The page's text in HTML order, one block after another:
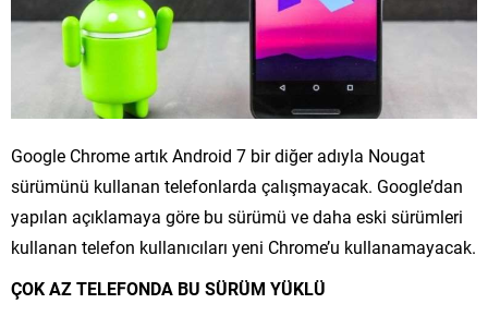
Google Chrome artık Android 7 bir diğer adıyla Nougat
sürümünü kullanan telefonlarda çalışmayacak. Google’dan
yapılan açıklamaya göre bu sürümü ve daha eski sürümleri
kullanan telefon kullanıcıları yeni Chrome’u kullanamayacak.
ÇOK AZ TELEFONDA BU SÜRÜM YÜKLÜ